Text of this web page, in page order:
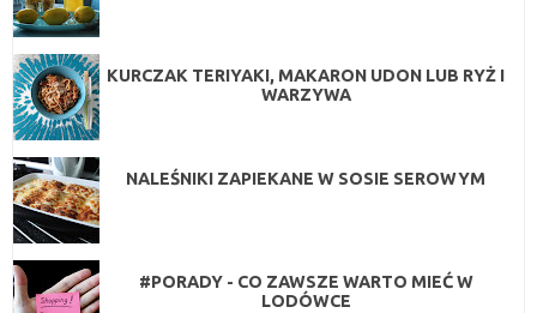
KURCZAK TERIYAKI, MAKARON UDON LUB RYŻ I
WARZYWA
NALEŚNIKI ZAPIEKANE W SOSIE SEROWYM
#PORADY - CO ZAWSZE WARTO MIEĆ W
LODÓWCE